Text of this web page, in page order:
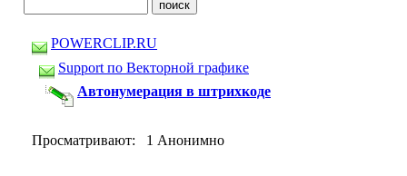
POWERCLIP.RU
Support по Векторной графике
Автонумерация в штрихкоде
Просматривают: 1 Анонимно